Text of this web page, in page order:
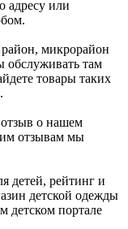
адресу или
микрорайон
обслуживать там
товары таких
о нашем
отзывам мы
детей, рейтинг и
детской одежды
детском портале